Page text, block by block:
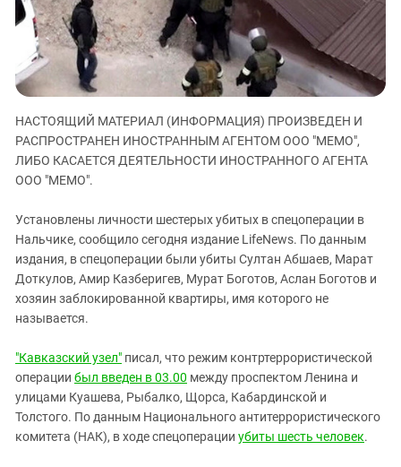
ЗАСТАВЛЯЕТ
КАВКАЗ ЗА ПАЛЕСТИНУ
ИНАКОМЫСЛИЕ В ЧЕЧНЕ
ПРЕСЛЕДОВАНИЕ АКТИВИСТОВ
МОБИЛИЗАЦИЯ И ПРОТЕСТЫ
Дагестан
Ингушетия
Кабардино-Балкария
Калмыкия
Карачаево-Черкесия
Краснодарский край
Нагорный Карабах
Ростовская область
Северная Осетия - Алания
СКФО
Ставропольский край
Южная Осетия
Южный Кавказ
ЮФО
НАСТОЯЩИЙ МАТЕРИАЛ (ИНФОРМАЦИЯ) ПРОИЗВЕДЕН И
РАСПРОСТРАНЕН ИНОСТРАННЫМ АГЕНТОМ ООО "МЕМО",
ЛИБО КАСАЕТСЯ ДЕЯТЕЛЬНОСТИ ИНОСТРАННОГО АГЕНТА
ООО "МЕМО".
Установлены личности шестерых убитых в спецоперации в
Нальчике, сообщило сегодня издание LifeNews. По данным
издания, в спецоперации были убиты Султан Абшаев, Марат
Доткулов, Амир Казберигев, Мурат Боготов, Аслан Боготов и
хозяин заблокированной квартиры, имя которого не
называется.
"Кавказский узел" писал, что режим контртеррористической
операции был введен в 03.00 между проспектом Ленина и
улицами Куашева, Рыбалко, Щорса, Кабардинской и
Толстого. По данным Национального антитеррористического
комитета (НАК), в ходе спецоперации убиты шесть человек.